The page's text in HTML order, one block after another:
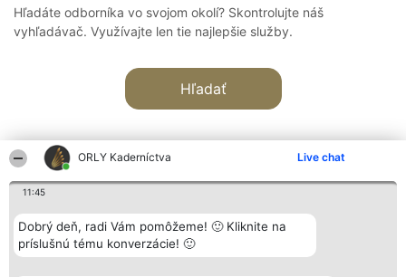
ORLY Kaderníctva Live chat
11:45
Dobrý deň, radi Vám pomôžeme! 🙂 Kliknite na
príslušnú tému konverzácie! 🙂
Hľadáte odborníka vo svojom okolí? Skontrolujte náš
vyhľadávač. Využívajte len tie najlepšie služby.
Hľadať
Organizátor hodnotenia
Bright Side Solutions sp. z o.
o. sp. k.
Hodnotenie
Laureáti
Lista
Kontakt
Kontakt